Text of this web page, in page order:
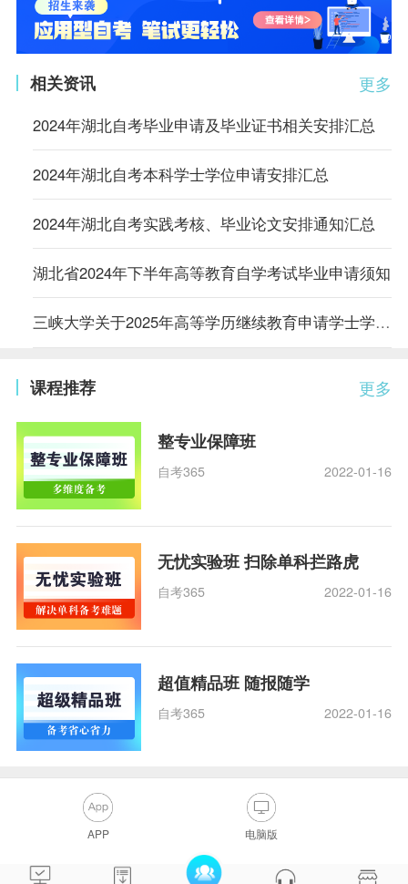
更多
相关资讯
2024年湖北自考毕业申请及毕业证书相关安排汇总
2024年湖北自考本科学士学位申请安排汇总
2024年湖北自考实践考核、毕业论文安排通知汇总
湖北省2024年下半年高等教育自学考试毕业申请须知
三峡大学关于2025年高等学历继续教育申请学士学位的通知（第一批）
更多
课程推荐
整专业保障班
自考365 2022-01-16
无忧实验班 扫除单科拦路虎
自考365 2022-01-16
超值精品班 随报随学
自考365 2022-01-16
APP 电脑版